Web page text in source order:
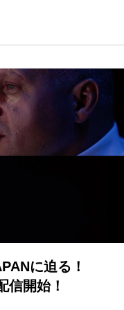
に迫る！
信開始！